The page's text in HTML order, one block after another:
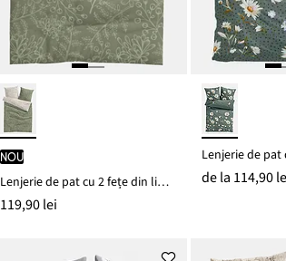
nou
Lenjerie de pat cu 2 fețe din linou
119,90 lei
Lenjerie de
de la 114,90